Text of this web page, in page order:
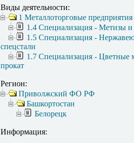
Виды деятельности:
1 Металлоторговые
1.4 Специализация - Метизы
1.5 Специализация -
спецстали
1.7 Специализация - Цветные
прокат
Регион:
Приволжский ФО РФ
Башкортостан
Белорецк
Информация: